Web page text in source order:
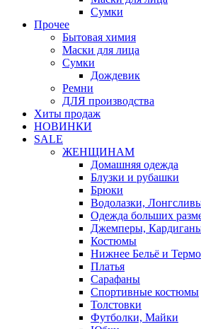
Сумки
Прочее
Бытовая химия
Маски для лица
Сумки
Дождевик
Ремни
ДЛЯ производства
Хиты продаж
НОВИНКИ
SALE
ЖЕНЩИНАМ
Домашняя одежда
Блузки и рубашки
Брюки
Водолазки,
Одежда больших
Джемперы,
Костюмы
Нижнее Бельё и
Платья
Сарафаны
Спортивные костюмы
Толстовки
Футболки, Майки